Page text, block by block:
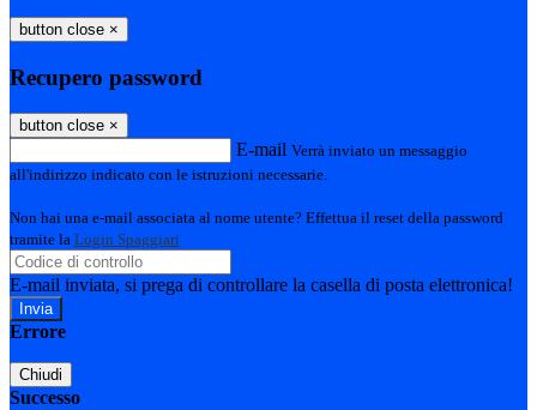
button close ×
Recupero password
button close ×
E-mail Verrà inviato un messaggio
all'indirizzo indicato con le istruzioni necessarie.
Non hai una e-mail associata al nome utente? Effettua il reset della password
tramite la Login Spaggiari
E-mail inviata, si prega di controllare la casella di posta elettronica!
Errore
Chiudi
Successo